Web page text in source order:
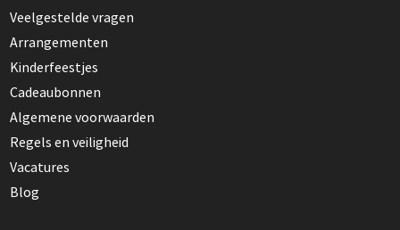
Veelgestelde vragen
Arrangementen
Kinderfeestjes
Cadeaubonnen
Algemene voorwaarden
Regels en veiligheid
Vacatures
Blog